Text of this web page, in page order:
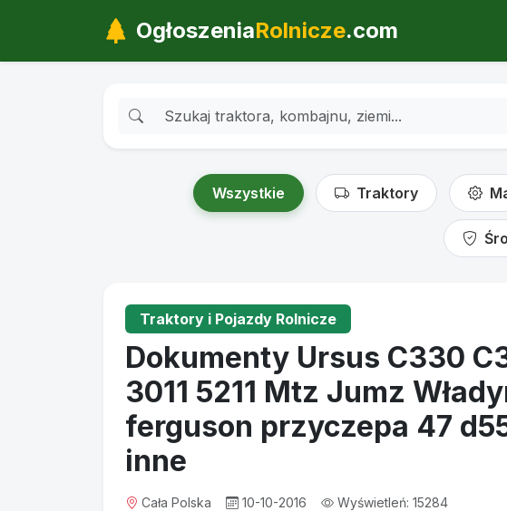
OgłoszeniaRolnicze.com
Wszystkie Traktory
Traktory i Pojazdy Rolnicze
Dokumenty Ursus C330
3011 5211 Mtz Jumz
ferguson przyczepa 47
inne
Cała Polska 10-10-2016 Wyświetleń: 15284